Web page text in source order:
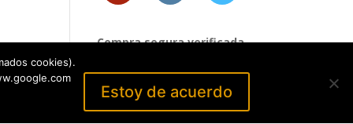
Compra segura verificada
cookies).
Estoy de acuerdo